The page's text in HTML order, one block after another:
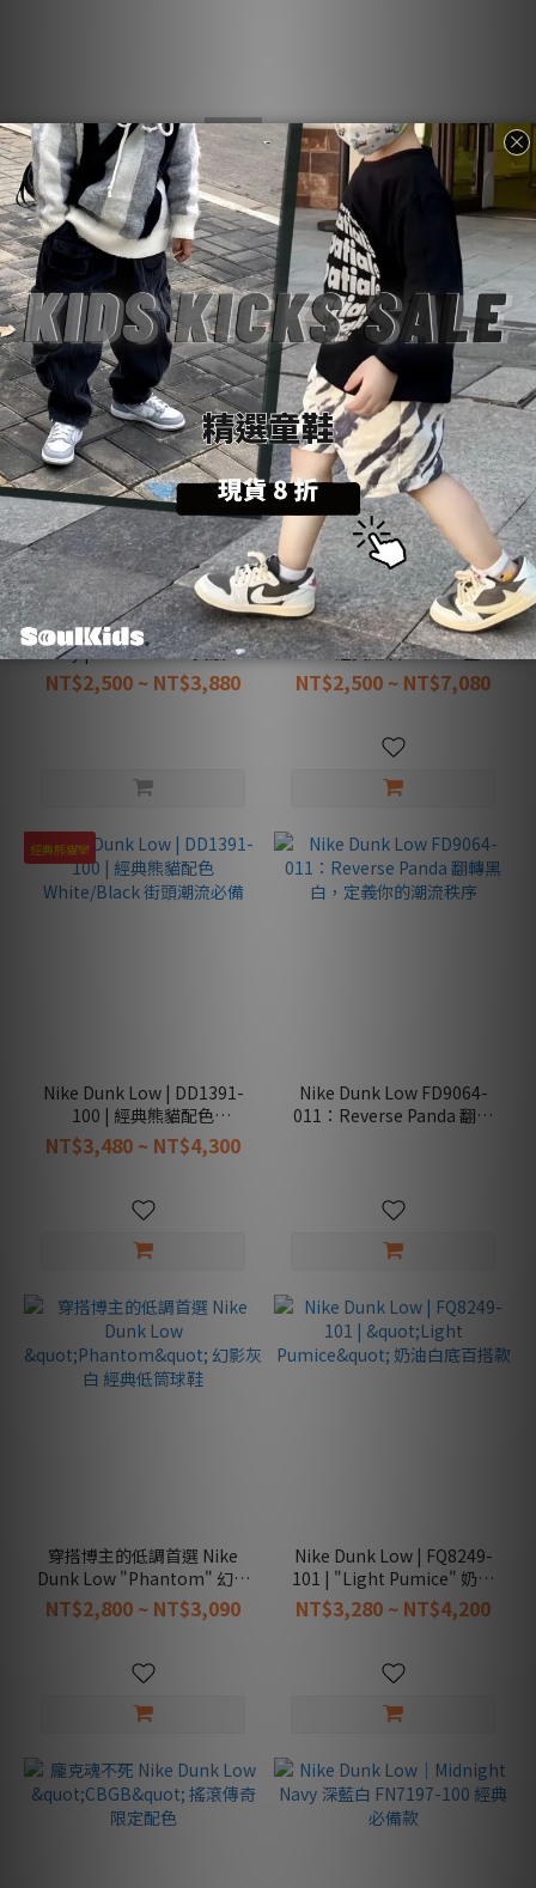
售完
百搭神鞋｜Dunk Low
"Reverse Panda 2.0" 簡約黑
白低筒，街頭必備 IB4620-
141
NT$3,100 ~ NT$4,180
Nike Dunk Low |IB3079-
101| 煙燻灰黑 奶油底設計 秋
冬穿搭必備款
NT$4,300 ~ NT$5,060
售完
Nike Dunk Low | Smoke
Grey | HF5441-105 質感白
灰 潮流百搭休閒鞋
NT$2,500 ~ NT$3,880
Nike Dunk Low DD1391-
002：經典紅灰 UNLV，重塑
復古運動新座標
NT$2,500 ~ NT$7,080
經典熊貓🐼
Nike Dunk Low | DD1391-
100 | 經典熊貓配色
White/Black 街頭潮流必備
NT$3,480 ~ NT$4,300
Nike Dunk Low FD9064-
011：Reverse Panda 翻轉
穿搭博主的低調首選 Nike
Dunk Low "Phantom" 幻影
灰白 經典低筒球鞋
NT$2,800 ~ NT$3,090
Nike Dunk Low | FQ8249-
101 | "Light Pumice" 奶油
白底百搭款
NT$3,280 ~ NT$4,200